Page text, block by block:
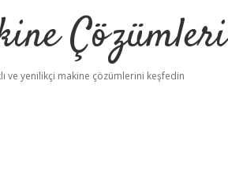
Çözümleri
ve yenilikçi makine çözümlerini keşfedin